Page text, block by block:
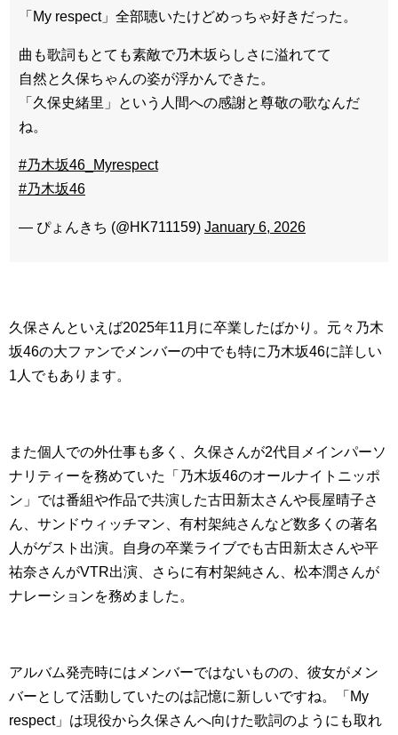
「My respect」全部聴いたけどめっちゃ好きだった。
曲も歌詞もとても素敵で乃木坂らしさに溢れてて
自然と久保ちゃんの姿が浮かんできた。
「久保史緒里」という人間への感謝と尊敬の歌なんだ
ね。
#乃木坂46_Myrespect
#乃木坂46
— ぴょんきち (@HK711159) January 6, 2026
久保さんといえば2025年11月に卒業したばかり。元々乃木
坂46の大ファンでメンバーの中でも特に乃木坂46に詳しい
1人でもあります。
また個人での外仕事も多く、久保さんが2代目メインパーソ
ナリティーを務めていた「乃木坂46のオールナイトニッポ
ン」では番組や作品で共演した古田新太さんや長屋晴子さ
ん、サンドウィッチマン、有村架純さんなど数多くの著名
人がゲスト出演。自身の卒業ライブでも古田新太さんや平
祐奈さんがVTR出演、さらに有村架純さん、松本潤さんが
ナレーションを務めました。
アルバム発売時にはメンバーではないものの、彼女がメン
バーとして活動していたのは記憶に新しいですね。「My
respect」は現役から久保さんへ向けた歌詞のようにも取れ